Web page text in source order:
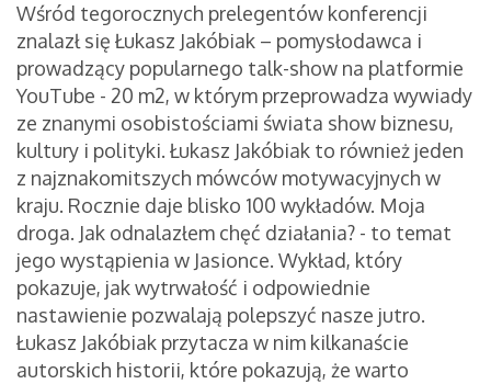
Wśród tegorocznych prelegentów konferencji
znalazł się Łukasz Jakóbiak – pomysłodawca i
prowadzący popularnego talk-show na platformie
YouTube - 20 m2, w którym przeprowadza wywiady
ze znanymi osobistościami świata show biznesu,
kultury i polityki. Łukasz Jakóbiak to również jeden
z najznakomitszych mówców motywacyjnych w
kraju. Rocznie daje blisko 100 wykładów. Moja
droga. Jak odnalazłem chęć działania? - to temat
jego wystąpienia w Jasionce. Wykład, który
pokazuje, jak wytrwałość i odpowiednie
nastawienie pozwalają polepszyć nasze jutro.
Łukasz Jakóbiak przytacza w nim kilkanaście
autorskich historii, które pokazują, że warto